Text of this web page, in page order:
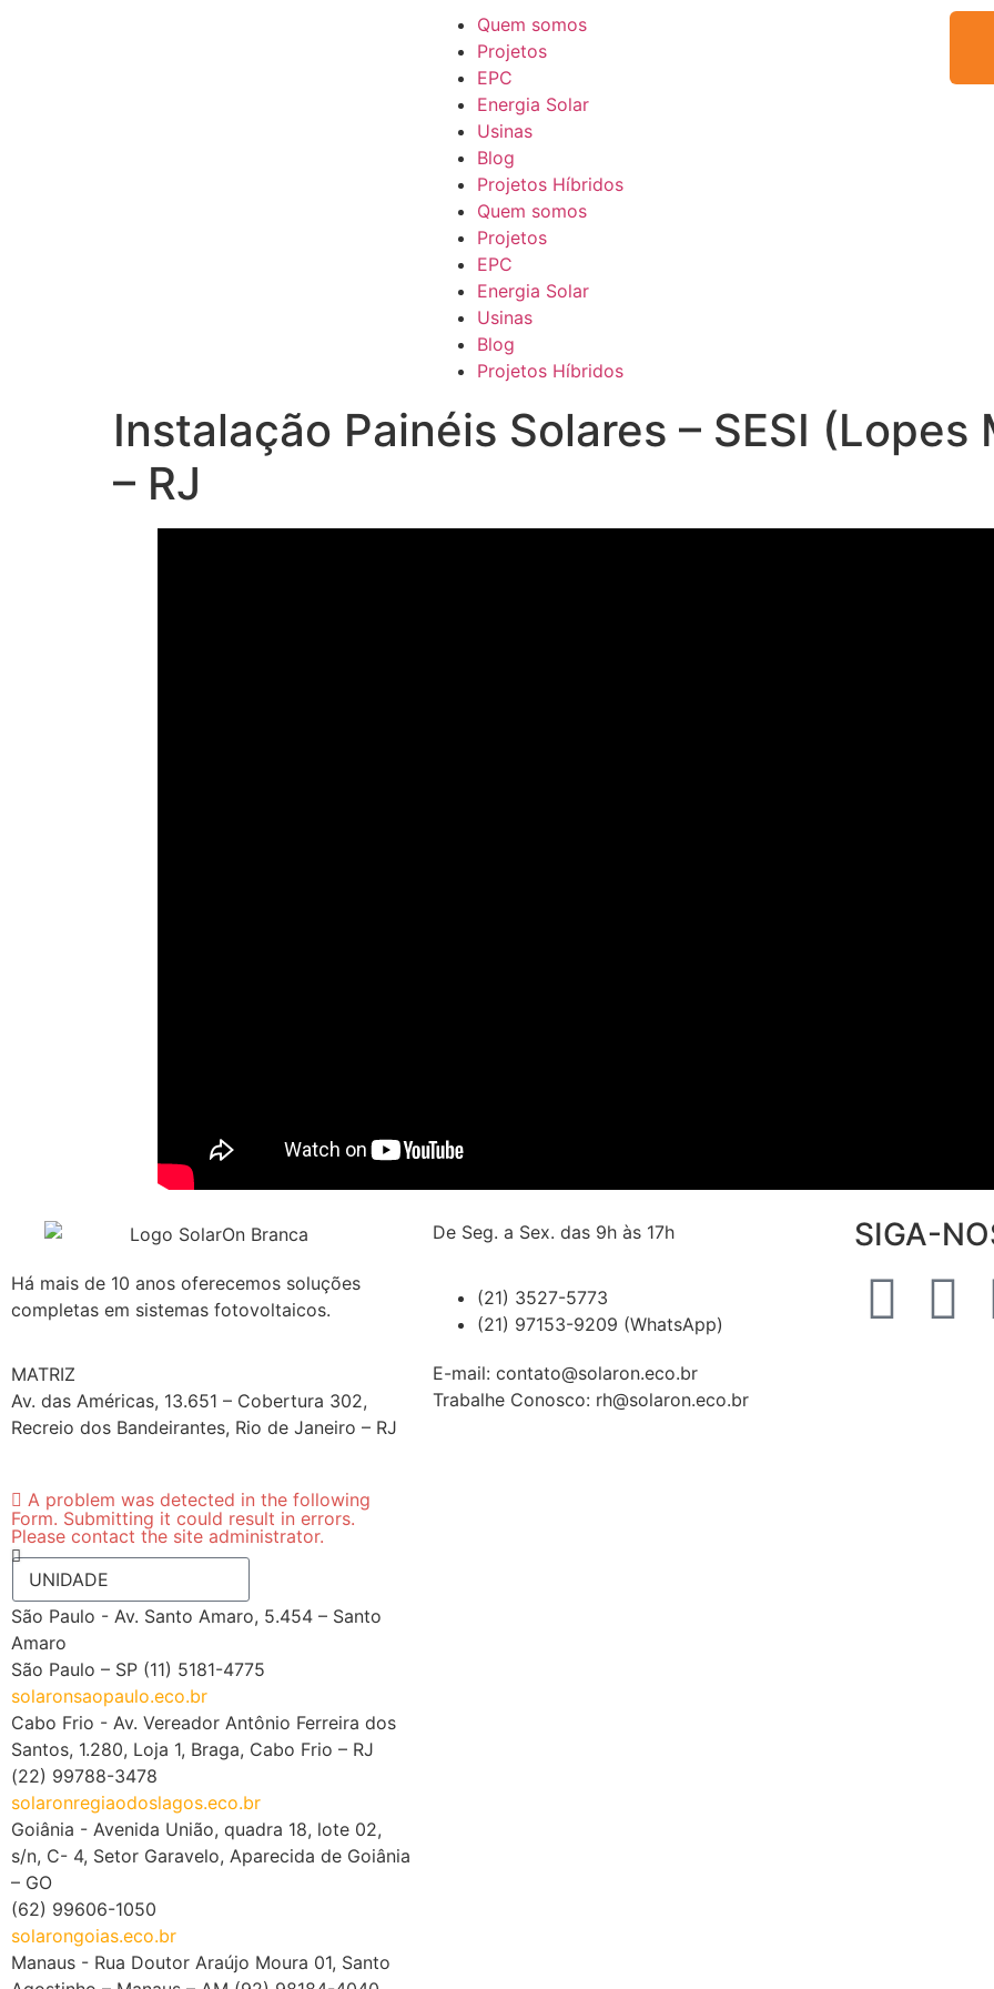
Quem somos
Projetos
EPC
Energia Solar
Usinas
Blog
Projetos Híbridos
Quem somos
Projetos
EPC
Energia Solar
Usinas
Blog
Projetos Híbridos
Instalação Painéis Solares – SESI
– RJ
Há mais de 10 anos oferecemos soluções
completas em sistemas fotovoltaicos.
MATRIZ
Av. das Américas, 13.651 – Cobertura 302,
Recreio dos Bandeirantes, Rio de Janeiro – RJ
A problem was detected in the following
Form. Submitting it could result in errors.
Please contact the site administrator.
São Paulo - Av. Santo Amaro, 5.454 – Santo
Amaro
São Paulo – SP (11) 5181-4775
solaronsaopaulo.eco.br
Cabo Frio - Av. Vereador Antônio Ferreira dos
Santos, 1.280, Loja 1, Braga, Cabo Frio – RJ
(22) 99788-3478
solaronregiaodoslagos.eco.br
Goiânia - Avenida União, quadra 18, lote 02,
s/n, C- 4, Setor Garavelo, Aparecida de Goiânia
– GO
(62) 99606-1050
solarongoias.eco.br
Manaus - Rua Doutor Araújo Moura 01, Santo
De Seg. a Sex. das 9h às 17h
(21) 3527-5773
(21) 97153-9209 (WhatsApp)
E-mail: contato@solaron.eco.br
Trabalhe Conosco: rh@solaron.eco.br
SIGA-